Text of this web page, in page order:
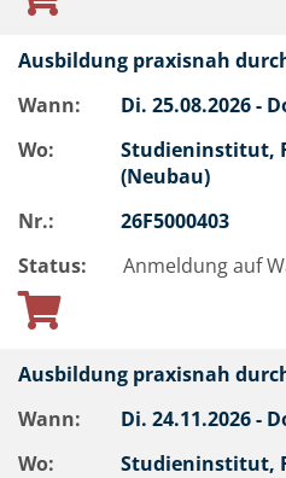
Ausbildung praxisnah
Wann:
Di. 25.08.2026 -
Wo:
Studieninstitut,
(Neubau)
Nr.:
26F5000403
Status:
Anmeldung auf
Ausbildung praxisnah
Wann:
Di. 24.11.2026 -
Wo:
Studieninstitut,